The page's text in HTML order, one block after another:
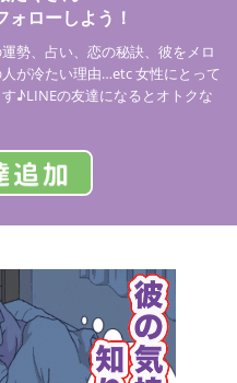
ォローしよう！
勢、占い、恋の秘訣、彼をメロ
が冷たい理由…etc 女性にとって
♪LINEの友達になるとオトクな